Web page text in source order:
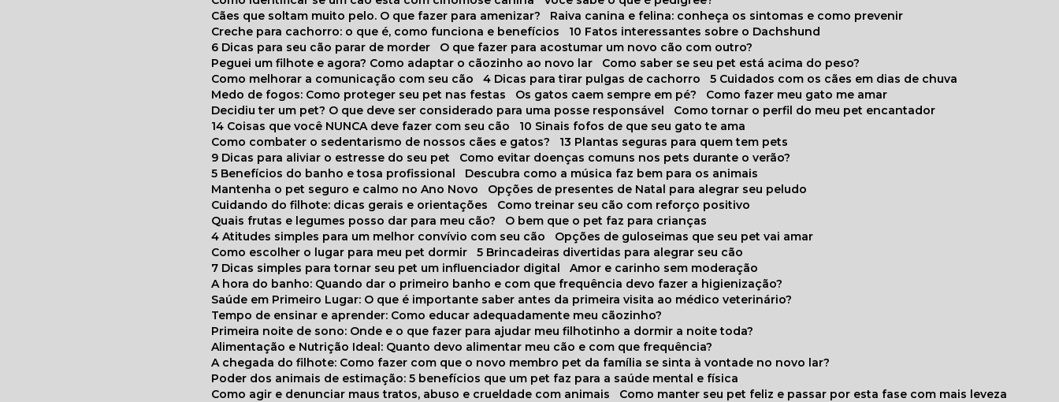
Cães que soltam muito pelo. O que fazer para amenizar?
Raiva canina e felina: conheça os sintomas e como prevenir
Creche para cachorro: o que é, como funciona e benefícios
10 Fatos interessantes sobre o Dachshund
6 Dicas para seu cão parar de morder
O que fazer para acostumar um novo cão com outro?
Peguei um filhote e agora? Como adaptar o cãozinho ao novo lar
Como saber se seu pet está acima do peso?
Como melhorar a comunicação com seu cão
4 Dicas para tirar pulgas de cachorro
5 Cuidados com os cães em dias de chuva
Medo de fogos: Como proteger seu pet nas festas
Os gatos caem sempre em pé?
Como fazer meu gato me amar
Decidiu ter um pet? O que deve ser considerado para uma posse responsável
Como tornar o perfil do meu pet encantador
14 Coisas que você NUNCA deve fazer com seu cão
10 Sinais fofos de que seu gato te ama
Como combater o sedentarismo de nossos cães e gatos?
13 Plantas seguras para quem tem pets
9 Dicas para aliviar o estresse do seu pet
Como evitar doenças comuns nos pets durante o verão?
5 Benefícios do banho e tosa profissional
Descubra como a música faz bem para os animais
Mantenha o pet seguro e calmo no Ano Novo
Opções de presentes de Natal para alegrar seu peludo
Cuidando do filhote: dicas gerais e orientações
Como treinar seu cão com reforço positivo
Quais frutas e legumes posso dar para meu cão?
O bem que o pet faz para crianças
4 Atitudes simples para um melhor convívio com seu cão
Opções de guloseimas que seu pet vai amar
Como escolher o lugar para meu pet dormir
5 Brincadeiras divertidas para alegrar seu cão
7 Dicas simples para tornar seu pet um influenciador digital
Amor e carinho sem moderação
A hora do banho: Quando dar o primeiro banho e com que frequência devo fazer a higienização?
Saúde em Primeiro Lugar: O que é importante saber antes da primeira visita ao médico veterinário?
Tempo de ensinar e aprender: Como educar adequadamente meu cãozinho?
Primeira noite de sono: Onde e o que fazer para ajudar meu filhotinho a dormir a noite toda?
Alimentação e Nutrição Ideal: Quanto devo alimentar meu cão e com que frequência?
A chegada do filhote: Como fazer com que o novo membro pet da família se sinta à vontade no novo lar?
Poder dos animais de estimação: 5 benefícios que um pet faz para a saúde mental e física
Como agir e denunciar maus tratos, abuso e crueldade com animais
Como manter seu pet feliz e passar por esta fase com mais leveza